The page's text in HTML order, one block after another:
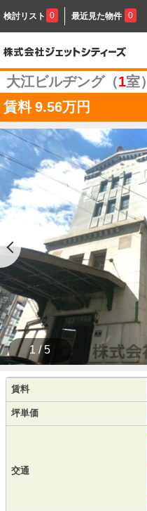
検討リスト 0 最近見た物件 0
大江ビルヂング（1室）
賃料 9.56万円
1 / 5
賃料
坪単価
交通